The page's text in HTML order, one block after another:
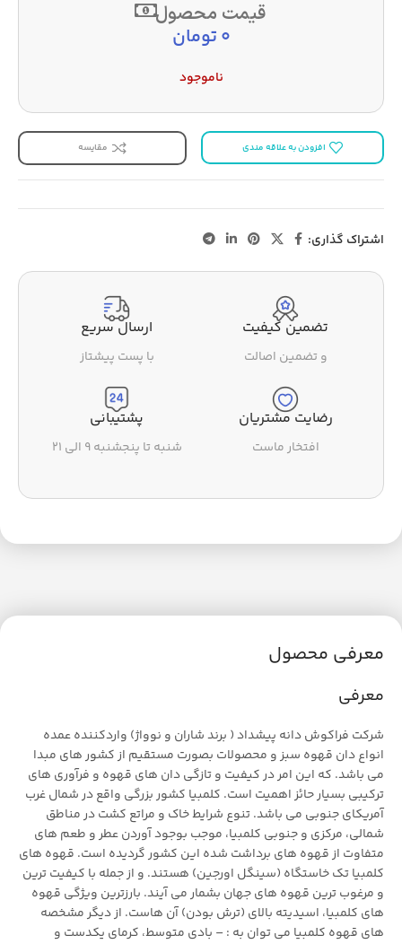
قیمت محصول
0تومان
ناموجود
افزودن به علاقه مندی مقایسه
اشتراک گذاری:
تضمین کیفیت
و تضمین اصالت
ارسال سریع
با پست پیشتاز
رضایت مشتریان
افتخار ماست
پشتیبانی
شنبه تا پنجشنبه ۹ الی ۲۱
معرفی محصول
معرفی
شرکت فراکوش دانه پیشداد ( برند شاران و نوواژ) واردکننده عمده
انواع دان قهوه سبز و محصولات بصورت مستقیم از کشور های مبدا
می باشد. که این امر در کیفیت و تازگی دان های قهوه و فرآوری های
ترکیبی بسیار حائز اهمیت است. کلمبیا کشور بزرگی واقع در شمال غرب
آمریکای جنوبی می باشد. تنوع شرایط خاک و مراتع کشت در مناطق
شمالی، مرکزی و جنوبی کلمبیا، موجب بوجود آوردن عطر و طعم های
متفاوت از قهوه های برداشت شده این کشور گردیده است. قهوه های
کلمبیا تک خاستگاه (سینگل اورجین) هستند. و از جمله با کیفیت ترین
و مرغوب ترین قهوه های جهان بشمار می آیند. بارزترین ویژگی قهوه
های کلمبیا، اسیدیته بالای (ترش بودن) آن هاست. از دیگر مشخصه
های قهوه کلمبیا می توان به : – بادی متوسط، کرمای یکدست و